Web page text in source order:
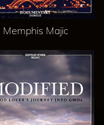
Memphis Majic